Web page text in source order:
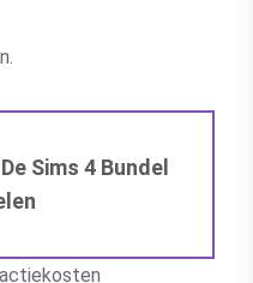
Sims 4 Bundel